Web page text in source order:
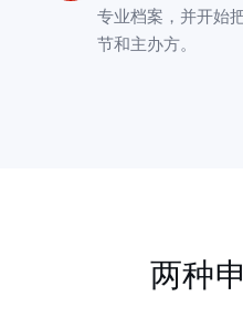
专业档案，并开始
节和主办方。
两种